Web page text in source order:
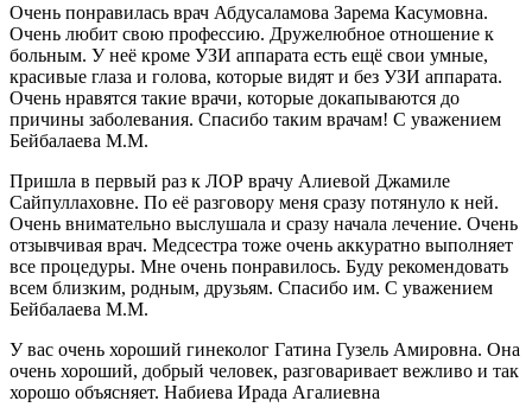
Очень понравилась врач Абдусаламова Зарема Касумовна.
Очень любит свою профессию. Дружелюбное отношение к
больным. У неё кроме УЗИ аппарата есть ещё свои умные,
красивые глаза и голова, которые видят и без УЗИ аппарата.
Очень нравятся такие врачи, которые докапываются до
причины заболевания. Спасибо таким врачам! С уважением
Бейбалаева М.М.
Пришла в первый раз к ЛОР врачу Алиевой Джамиле
Сайпуллаховне. По её разговору меня сразу потянуло к ней.
Очень внимательно выслушала и сразу начала лечение. Очень
отзывчивая врач. Медсестра тоже очень аккуратно выполняет
все процедуры. Мне очень понравилось. Буду рекомендовать
всем близким, родным, друзьям. Спасибо им. С уважением
Бейбалаева М.М.
У вас очень хороший гинеколог Гатина Гузель Амировна. Она
очень хороший, добрый человек, разговаривает вежливо и так
хорошо объясняет. Набиева Ирада Агалиевна